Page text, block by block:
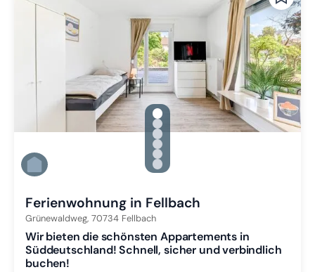
gallery.slide_selector
Zu Slide 1 wechseln
Zu Slide 2 wechseln
Zu Slide 3 wechseln
Zu Slide 4 wechseln
Zu Slide 5 wechseln
Zu Slide 6 wechseln
Ferienwohnung in Fellbach
Grünewaldweg, 70734 Fellbach
Wir bieten die schönsten Appartements in
Süddeutschland! Schnell, sicher und verbindlich
buchen!